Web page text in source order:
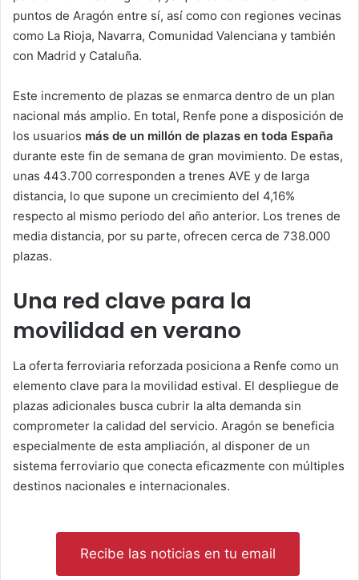
puntos de Aragón entre sí, así como con regiones vecinas
como La Rioja, Navarra, Comunidad Valenciana y también
con Madrid y Cataluña.
Este incremento de plazas se enmarca dentro de un plan
nacional más amplio. En total, Renfe pone a disposición de
los usuarios más de un millón de plazas en toda España
durante este fin de semana de gran movimiento. De estas,
unas 443.700 corresponden a trenes AVE y de larga
distancia, lo que supone un crecimiento del 4,16%
respecto al mismo periodo del año anterior. Los trenes de
media distancia, por su parte, ofrecen cerca de 738.000
plazas.
Una red clave para la
movilidad en verano
La oferta ferroviaria reforzada posiciona a Renfe como un
elemento clave para la movilidad estival. El despliegue de
plazas adicionales busca cubrir la alta demanda sin
comprometer la calidad del servicio. Aragón se beneficia
especialmente de esta ampliación, al disponer de un
sistema ferroviario que conecta eficazmente con múltiples
destinos nacionales e internacionales.
Recibe las noticias en tu email